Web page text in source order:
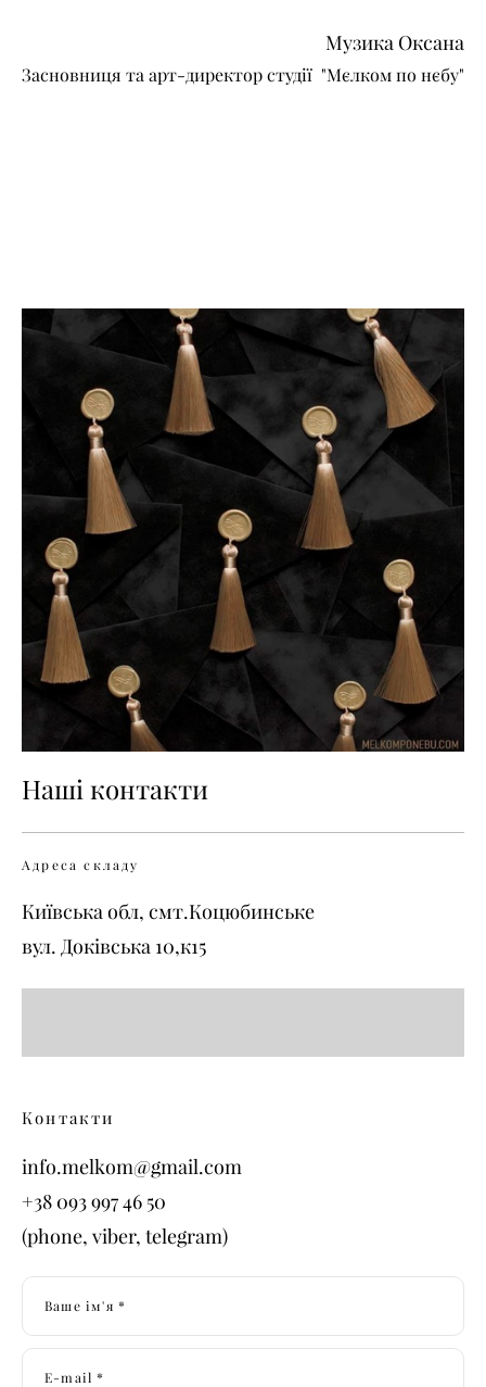
Музика Оксана
Засновниця та арт-директор студії "Мєлком по нєбу"
Наші контакти
Адреса складу
Київська обл, смт.Коцюбинське
вул. Доківська 10,к15
Контакти
info.melkom@gmail.com
+38 093 997 46 50
(phone, viber, telegram)
Ваше ім'я *
E-mail *